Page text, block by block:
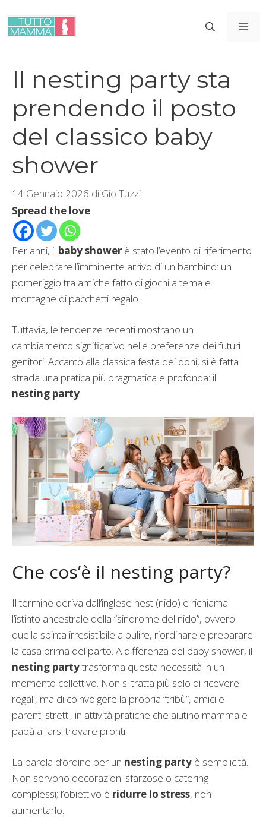
contenuto
Il nesting party sta
prendendo il posto
del classico baby
shower
14 Gennaio 2026 di Gio Tuzzi
Spread the love
Per anni, il baby shower è stato l’evento di riferimento
per celebrare l’imminente arrivo di un bambino: un
pomeriggio tra amiche fatto di giochi a tema e
montagne di pacchetti regalo.
Tuttavia, le tendenze recenti mostrano un
cambiamento significativo nelle preferenze dei futuri
genitori. Accanto alla classica festa dei doni, si è fatta
strada una pratica più pragmatica e profonda: il
nesting party.
Che cos’è il nesting party?
Il termine deriva dall’inglese nest (nido) e richiama
l’istinto ancestrale della “sindrome del nido”, ovvero
quella spinta irresistibile a pulire, riordinare e preparare
la casa prima del parto. A differenza del baby shower, il
nesting partytrasforma questa necessità in un
momento collettivo. Non si tratta più solo di ricevere
regali, ma di coinvolgere la propria “tribù”, amici e
parenti stretti, in attività pratiche che aiutino mamma e
papà a farsi trovare pronti.
La parola d’ordine per un nesting party è semplicità.
Non servono decorazioni sfarzose o catering
complessi; l’obiettivo è ridurre lo stress, non
aumentarlo.